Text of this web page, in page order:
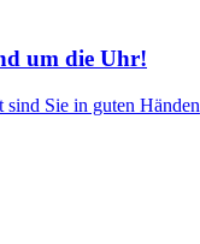
um die Uhr!
Sie in guten Händen